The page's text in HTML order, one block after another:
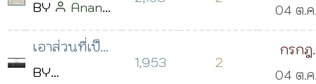
เวลา 05:46 น.
ข้อความแจ้ง
รหัสผ่าน จาก
BY
Anan
Salehmed
04 ต.
2560
เวลา
เอาส่วนที่เป็น
ที่วัดสถิติออก
BY
1,953 2
กรกฎ
วิริยะ
04 ต.